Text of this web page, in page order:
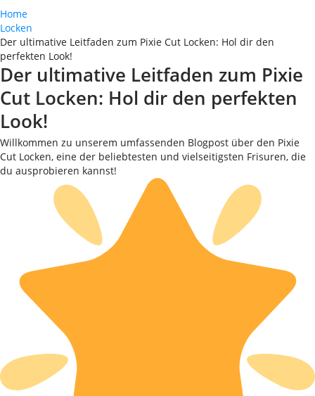
Home
Locken
Der ultimative Leitfaden zum Pixie Cut Locken: Hol dir den
perfekten Look!
Der ultimative Leitfaden zum Pixie
Cut Locken: Hol dir den perfekten
Look!
Willkommen zu unserem umfassenden Blogpost über den Pixie
Cut Locken, eine der beliebtesten und vielseitigsten Frisuren, die
du ausprobieren kannst!